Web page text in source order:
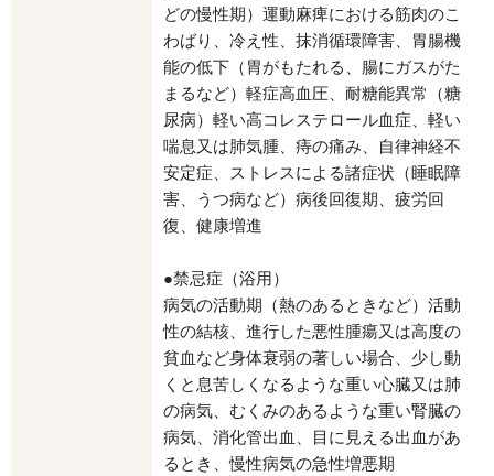
どの慢性期）運動麻痺における筋肉のこ
わばり、冷え性、抹消循環障害、胃腸機
能の低下（胃がもたれる、腸にガスがた
まるなど）軽症高血圧、耐糖能異常（糖
尿病）軽い高コレステロール血症、軽い
喘息又は肺気腫、痔の痛み、自律神経不
安定症、ストレスによる諸症状（睡眠障
害、うつ病など）病後回復期、疲労回
復、健康増進
●禁忌症（浴用）
病気の活動期（熱のあるときなど）活動
性の結核、進行した悪性腫瘍又は高度の
貧血など身体衰弱の著しい場合、少し動
くと息苦しくなるような重い心臓又は肺
の病気、むくみのあるような重い腎臓の
病気、消化管出血、目に見える出血があ
るとき、慢性病気の急性増悪期